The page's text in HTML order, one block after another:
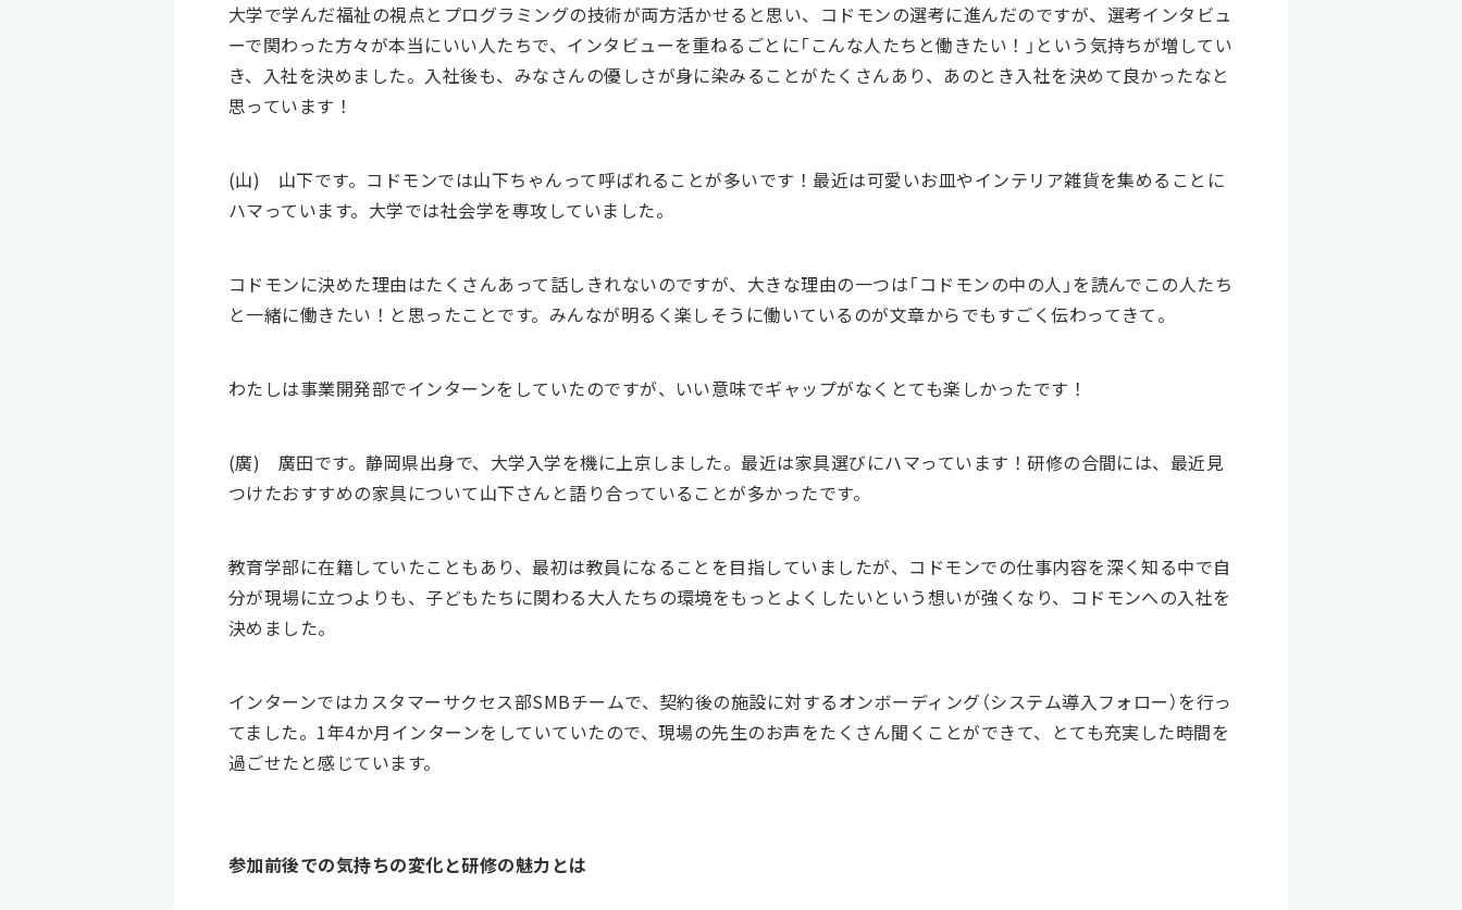
大学で学んだ福祉の視点とプログラミングの技術が両方活かせると思い、コドモンの選考に進んだのですが、選考インタビュ
ーで関わった方々が本当にいい人たちで、インタビューを重ねるごとに「こんな人たちと働きたい！」という気持ちが増してい
き、入社を決めました。入社後も、みなさんの優しさが身に染みることがたくさんあり、あのとき入社を決めて良かったなと
思っています！
(山)
山下です。コドモンでは山下ちゃんって呼ばれることが多いです！最近は可愛いお皿やインテリア雑貨を集めることに
ハマっています。大学では社会学を専攻していました。
コドモンに決めた理由はたくさんあって話しきれないのですが、大きな理由の一つは「コドモンの中の人」を読んでこの人たち
と一緒に働きたい！と思ったことです。みんなが明るく楽しそうに働いているのが文章からでもすごく伝わってきて。
わたしは事業開発部でインターンをしていたのですが、いい意味でギャップがなくとても楽しかったです！
(廣)
​廣田です。静岡県出身で、大学入学を機に上京しました。最近は家具選びにハマっています！研修の合間には、最近見
つけたおすすめの家具について山下さんと語り合っていることが多かったです。
教育学部に在籍していたこともあり、最初は教員になることを目指していましたが、コドモンでの仕事内容を深く知る中で自
分が現場に立つよりも、子どもたちに関わる大人たちの環境をもっとよくしたいという想いが強くなり、コドモンへの入社を
決めました。
インターンではカスタマーサクセス部SMBチームで、契約後の施設に対するオンボーディング（システム導入フォロー）を行っ
てました。1年4か月インターンをしていていたので、現場の先生のお声をたくさん聞くことができて、とても充実した時間を
過ごせたと感じています。
参加前後での気持ちの変化と研修の魅力とは